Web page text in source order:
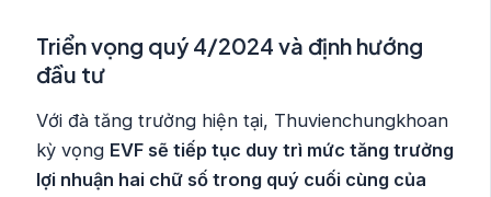
Triển vọng quý 4/2024 và định hướng
đầu tư
Với đà tăng trưởng hiện tại, Thuvienchungkhoan
kỳ vọng EVF sẽ tiếp tục duy trì mức tăng trưởng
lợi nhuận hai chữ số trong quý cuối cùng của